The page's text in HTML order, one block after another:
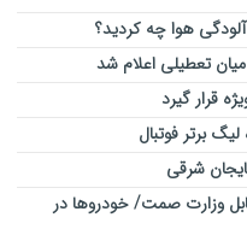
هوا چه کردید؟
قرار گیرد
برتر فوتبال
وزارت صمت/ خودروها در